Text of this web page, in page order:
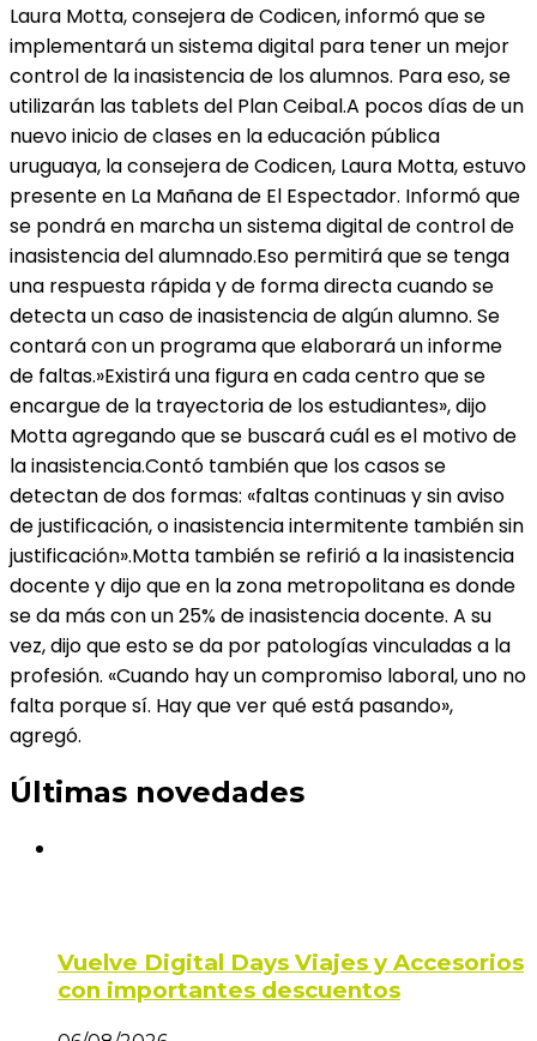
Laura Motta, consejera de Codicen, informó que se
implementará un sistema digital para tener un mejor
control de la inasistencia de los alumnos. Para eso, se
utilizarán las tablets del Plan Ceibal.A pocos días de un
nuevo inicio de clases en la educación pública
uruguaya, la consejera de Codicen, Laura Motta, estuvo
presente en La Mañana de El Espectador. Informó que
se pondrá en marcha un sistema digital de control de
inasistencia del alumnado.Eso permitirá que se tenga
una respuesta rápida y de forma directa cuando se
detecta un caso de inasistencia de algún alumno. Se
contará con un programa que elaborará un informe
de faltas.»Existirá una figura en cada centro que se
encargue de la trayectoria de los estudiantes», dijo
Motta agregando que se buscará cuál es el motivo de
la inasistencia.Contó también que los casos se
detectan de dos formas: «faltas continuas y sin aviso
de justificación, o inasistencia intermitente también sin
justificación».Motta también se refirió a la inasistencia
docente y dijo que en la zona metropolitana es donde
se da más con un 25% de inasistencia docente. A su
vez, dijo que esto se da por patologías vinculadas a la
profesión. «Cuando hay un compromiso laboral, uno no
falta porque sí. Hay que ver qué está pasando»,
agregó.
Últimas novedades
Vuelve Digital Days Viajes y Accesorios
con importantes descuentos